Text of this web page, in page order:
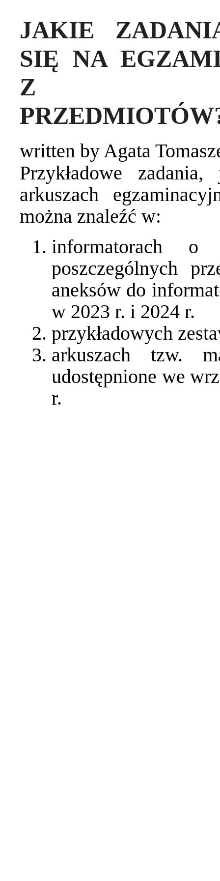
JAKIE
SIĘ NA
Z
written by Agata
Przykładowe
arkuszach
można znaleźć w:‎
informatorach o
poszczególnych
aneksów do
w 2023 r. i 2024 r.
przykładowych
arkuszach tzw.
udostępnione we
r.